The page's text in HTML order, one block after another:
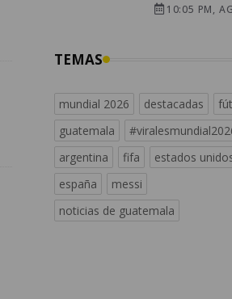
10:05 PM,
TEMAS
mundial 2026 destacadas
guatemala
argentina
fifa
estados
españa
messi
noticias de guatemala